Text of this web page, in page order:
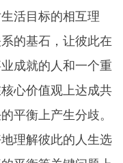
活目标的相互理
的基石，让彼此在
成就的人和一个重
心价值观上达成共
平衡上产生分歧。
理解彼此的人生选